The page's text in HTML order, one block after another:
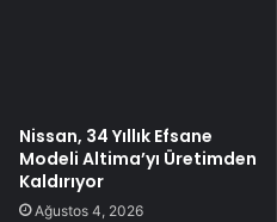
Nissan, 34 Yıllık Efsane
Modeli Altima’yı Üretimden
Kaldırıyor
Ağustos 4, 2026